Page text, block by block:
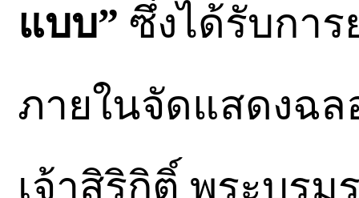
แบบ” ซึ่งได้รับกา
ภายในจัดแสดงฉล
เจ้าสิริกิติ์ พระบร